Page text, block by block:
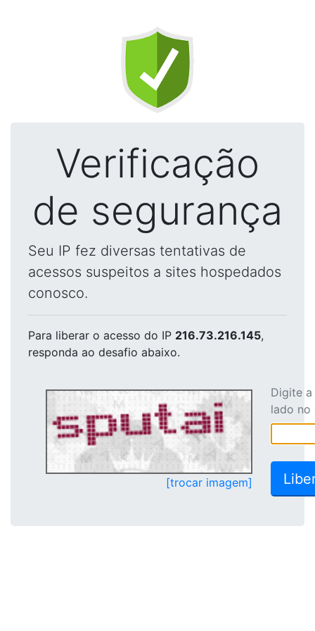
Verificação
de segurança
Seu IP fez diversas tentativas de
acessos suspeitos a sites hospedados
conosco.
Para liberar o acesso do IP 216.73.216.145,
responda ao desafio abaixo.
[trocar imagem]
Digite
lado no